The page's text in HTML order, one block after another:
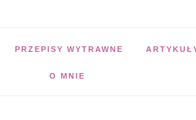
PRZEPISY WYTRAWNE
O MNIE